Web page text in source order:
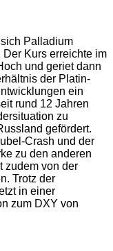
Palladium
Kurs erreichte im
und geriet dann
der Platin-
ein
rund 12 Jahren
zu
gefördert.
Crash und der
zu den anderen
zudem von der
Trotz der
in einer
zum DXY von